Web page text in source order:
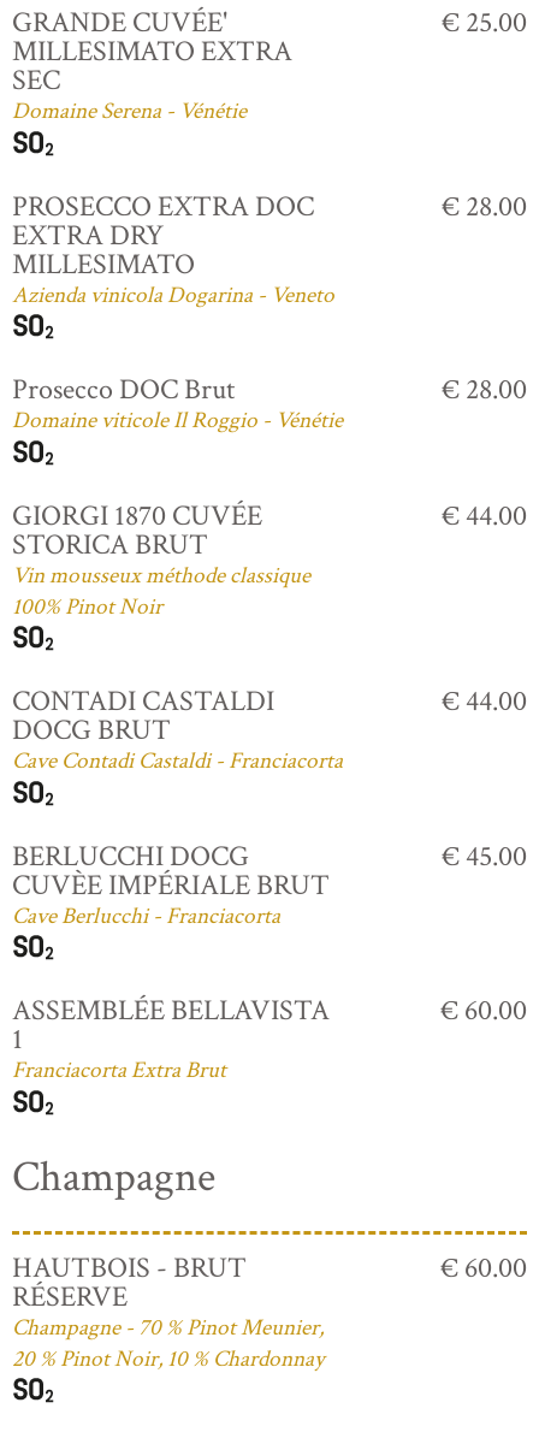
GRANDE CUVÉE'
MILLESIMATO EXTRA
SEC
Domaine Serena - Vénétie
€ 25.00
PROSECCO EXTRA DOC
EXTRA DRY
MILLESIMATO
Azienda vinicola Dogarina - Veneto
€ 28.00
Prosecco DOC Brut
Domaine viticole Il Roggio - Vénétie
€ 28.00
GIORGI 1870 CUVÉE
STORICA BRUT
Vin mousseux méthode classique
100% Pinot Noir
€ 44.00
CONTADI CASTALDI
DOCG BRUT
Cave Contadi Castaldi - Franciacorta
€ 44.00
BERLUCCHI DOCG
CUVÈE IMPÉRIALE BRUT
Cave Berlucchi - Franciacorta
€ 45.00
ASSEMBLÉE BELLAVISTA
1
Franciacorta Extra Brut
€ 60.00
Champagne
HAUTBOIS - BRUT
RÉSERVE
Champagne - 70 % Pinot Meunier,
20 % Pinot Noir, 10 % Chardonnay
€ 60.00